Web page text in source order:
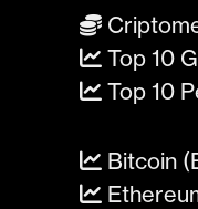
Top 10
Top 10
Bitcoin